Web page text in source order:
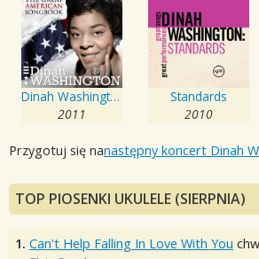
Dinah Washington - The Great American Songbook
2011
Standards
2010
Przygotuj się nanastępny koncert Dinah
TOP PIOSENKI UKULELE (SIERPNIA)
1. Can't Help Falling In Love With You